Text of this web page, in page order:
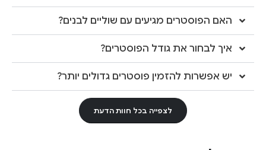
האם הפוסטרים מגיעים עם שוליים לבנים?
איך לבחור את גודל הפוסטרים?
יש אפשרות להזמין פוסטרים גדולים יותר?
לצפייה בכל חוות הדעת